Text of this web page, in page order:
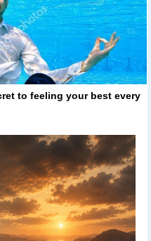
to feeling your best every